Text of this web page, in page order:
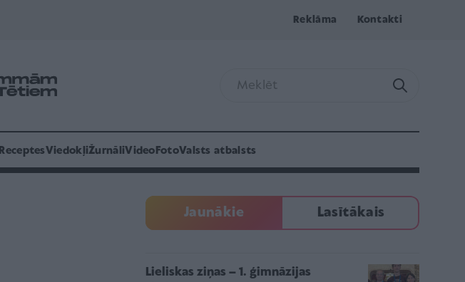
Reklāma Kontakti
ReceptesViedokļiŽurnāliVideo FotoValsts atbalsts
Jaunākie Lasītākais
Lieliskas ziņas – 1. ģimnāzijas